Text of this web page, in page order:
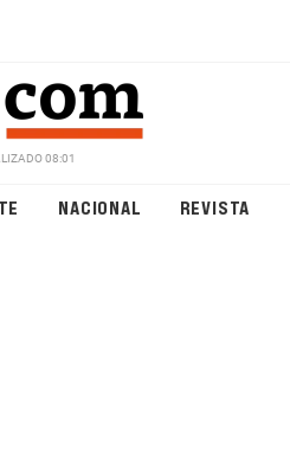
08:01
NACIONAL REVISTA